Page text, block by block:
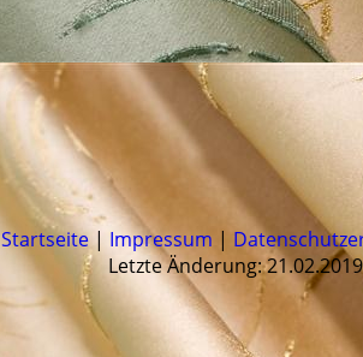
Startseite| Impressum |
Letzte Änderung: